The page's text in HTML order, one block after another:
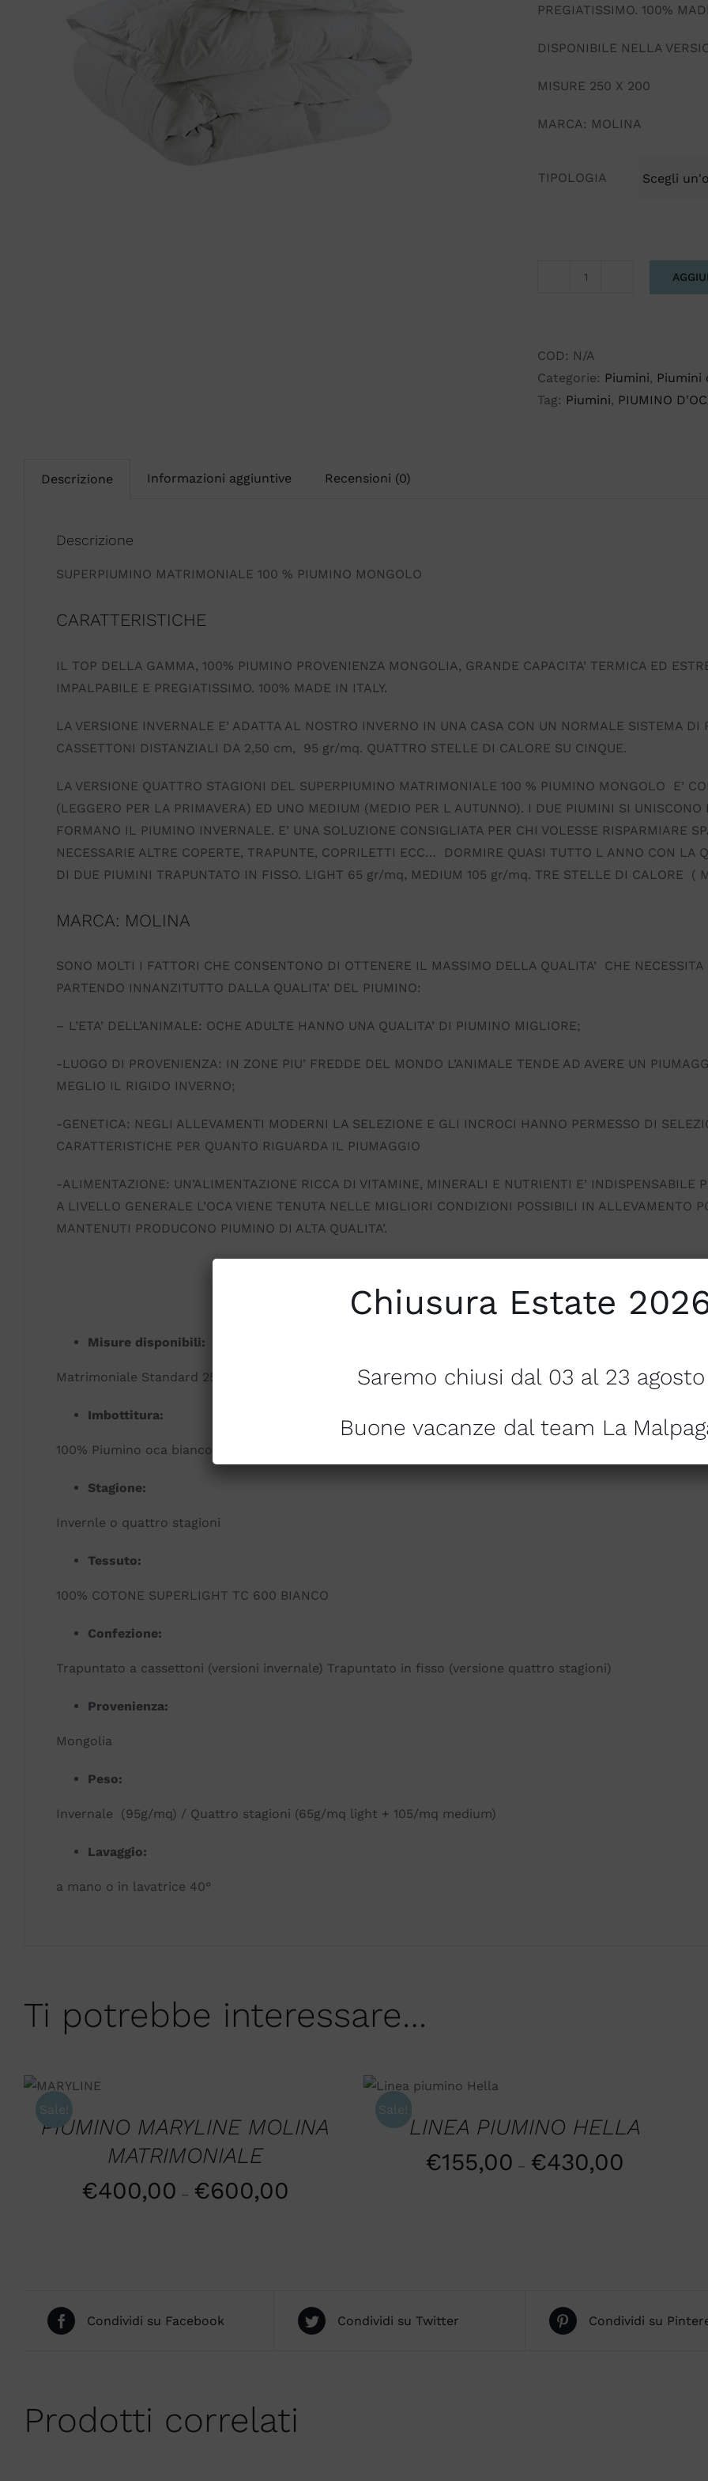
PREGIATISSIMO. 100%
DISPONIBILE NELLA
MISURE 250 X 200
MARCA: MOLINA
TIPOLOGIA
%
PIUMINO
MONGOLO
COD: N/A
Categorie: Piumini, Piumini
Tag: Piumini, PIUMINO
Descrizione Informazioni aggiuntive Recensioni (0)
Descrizione
SUPERPIUMINO MATRIMONIALE 100 % PIUMINO MONGOLO
CARATTERISTICHE
IL TOP DELLA GAMMA, 100% PIUMINO PROVENIENZA MONGOLIA, GRANDE CAPACITA’ TERMICA ED
IMPALPABILE E PREGIATISSIMO. 100% MADE IN ITALY.
LA VERSIONE INVERNALE E’ ADATTA AL NOSTRO INVERNO IN UNA CASA CON UN NORMALE SISTEMA DI
CASSETTONI DISTANZIALI DA 2,50 cm, 95 gr/mq. QUATTRO STELLE DI CALORE SU CINQUE.
LA VERSIONE QUATTRO STAGIONI DEL SUPERPIUMINO MATRIMONIALE 100 % PIUMINO MONGOLO E’
(LEGGERO PER LA PRIMAVERA) ED UNO MEDIUM (MEDIO PER L AUTUNNO). I DUE PIUMINI SI
FORMANO IL PIUMINO INVERNALE. E’ UNA SOLUZIONE CONSIGLIATA PER CHI VOLESSE RISPARMIARE
NECESSARIE ALTRE COPERTE, TRAPUNTE, COPRILETTI ECC… DORMIRE QUASI TUTTO L ANNO CON
DI DUE PIUMINI TRAPUNTATO IN FISSO. LIGHT 65 gr/mq, MEDIUM 105 gr/mq. TRE STELLE DI CALORE
MARCA: MOLINA
SONO MOLTI I FATTORI CHE CONSENTONO DI OTTENERE IL MASSIMO DELLA QUALITA’ CHE NECESSITA
PARTENDO INNANZITUTTO DALLA QUALITA’ DEL PIUMINO:
– L’ETA’ DELL’ANIMALE: OCHE ADULTE HANNO UNA QUALITA’ DI PIUMINO MIGLIORE;
-LUOGO DI PROVENIENZA: IN ZONE PIU’ FREDDE DEL MONDO L’ANIMALE TENDE AD AVERE UN
MEGLIO IL RIGIDO INVERNO;
-GENETICA: NEGLI ALLEVAMENTI MODERNI LA SELEZIONE E GLI INCROCI HANNO PERMESSO DI
CARATTERISTICHE PER QUANTO RIGUARDA IL PIUMAGGIO
-ALIMENTAZIONE: UN’ALIMENTAZIONE RICCA DI VITAMINE, MINERALI E NUTRIENTI E’ INDISPENSABILE
A LIVELLO GENERALE L’OCA VIENE TENUTA NELLE MIGLIORI CONDIZIONI POSSIBILI IN ALLEVAMENTO
MANTENUTI PRODUCONO PIUMINO DI ALTA QUALITA’.
Misure disponibili:
Matrimoniale Standard 250 X 200
Imbottitura:
100% Piumino oca bianco vergine
Stagione:
Invernle o quattro stagioni
Tessuto:
100% COTONE SUPERLIGHT TC 600 BIANCO
Confezione:
Trapuntato a cassettoni (versioni invernale) Trapuntato in fisso (versione quattro stagioni)
Provenienza:
Mongolia
Peso:
Invernale (95g/mq) / Quattro stagioni (65g/mq light + 105/mq medium)
Lavaggio:
a mano o in lavatrice 40°
Ti potrebbe interessare…
Sale!
/
QUICK
VIEW
PIUMINO MARYLINE MOLINA
MATRIMONIALE
€400,00 – €600,00
Sale!
SCEGLI /
QUICK
LINEA PIUMINO HELLA
€155,00 – €430,00
Condividi su Facebook Condividi su Twitter Condividi su
Prodotti correlati
Chiusura Estate
Saremo chiusi dal 03 al 23 agosto
Buone vacanze dal team La